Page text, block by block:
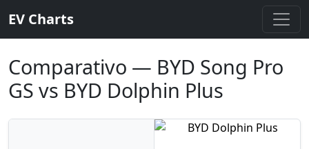
EV Charts
Comparativo — BYD Song Pro
GS vs BYD Dolphin Plus